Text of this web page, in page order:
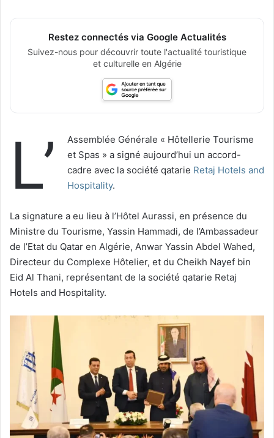
Restez connectés via Google Actualités
Suivez-nous pour découvrir toute l'actualité touristique
et culturelle en Algérie
L’
Assemblée Générale « Hôtellerie Tourisme
et Spas » a signé aujourd’hui un accord-
cadre avec la société qatarie Retaj Hotels and
Hospitality.
La signature a eu lieu à l’Hôtel Aurassi, en présence du
Ministre du Tourisme, Yassin Hammadi, de l’Ambassadeur
de l’Etat du Qatar en Algérie, Anwar Yassin Abdel Wahed,
Directeur du Complexe Hôtelier, et du Cheikh Nayef bin
Eid Al Thani, représentant de la société qatarie Retaj
Hotels and Hospitality.